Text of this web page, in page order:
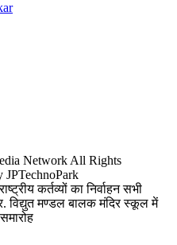
Network All Rights
JPTechnoPark
कर्तव्यों का निर्वाहन सभी
विद्युत मण्डल बालक मंदिर स्कूल में